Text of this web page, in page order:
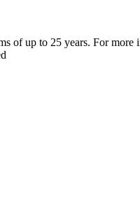
of up to 25 years. For